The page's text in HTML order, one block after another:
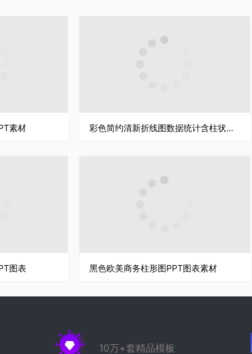
素材 彩色简约清新折线图数据统计含柱状图PPT图表模板
图表 黑色欧美商务柱形图PPT图表素材
10万+套精品模板